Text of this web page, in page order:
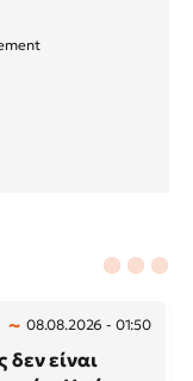
08.08.2026 - 01:50
δεν είναι